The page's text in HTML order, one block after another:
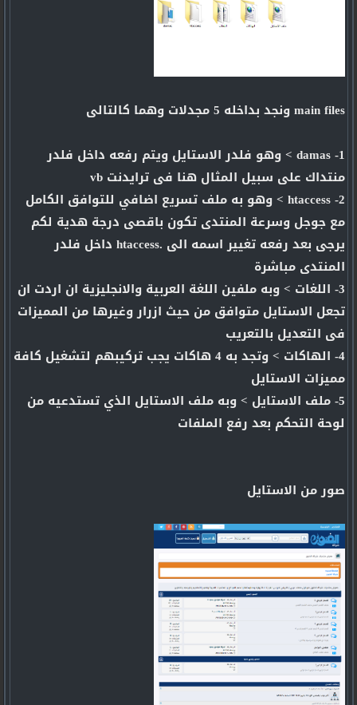
main files ونجد بداخله 5 مجدلات وهما كالتالى
1- damas > وهو فلدر الاستايل ويتم رفعه داخل فلدر
منتداك على سبيل المثال هنا فى ترايدنت vb
2- htaccess > وهو به ملف تسريع اضافي للتوافق الكامل
مع جوجل وسرعة المنتدى تكون باقصى درجة هدية لكم
يرجى بعد رفعه تغيير اسمه الى .htaccess داخل فلدر
المنتدى مباشرة
3- اللغات > وبه ملفين اللغة العربية والانجليزية ان اردت ان
تجعل الاستايل متوافق من حيث ازرار وغيرها من المميزات
فى التعديل بالتعريب
4- الهاكات > وتجد به 4 هاكات يجب تركيبهم لتشغيل كافة
مميزات الاستايل
5- ملف الاستايل > وبه ملف الاستايل الذي تستدعيه من
لوحة التحكم بعد رفع الملفات
صور من الاستايل